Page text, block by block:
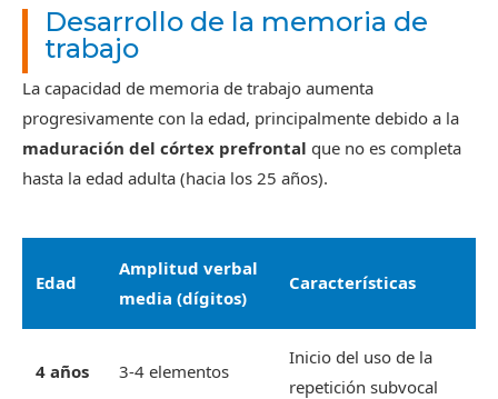
Desarrollo de la memoria de
trabajo
La capacidad de memoria de trabajo aumenta
progresivamente con la edad, principalmente debido a la
maduración del córtex prefrontal que no es completa
hasta la edad adulta (hacia los 25 años).
Edad
Amplitud verbal
media (dígitos)
Características
4 años 3-4 elementos
Inicio del uso de la
repetición subvocal